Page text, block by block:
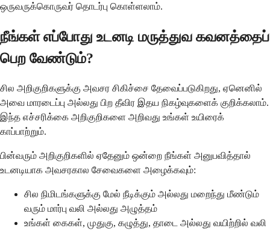
ஒருவருக்கொருவர் தொடர்பு கொள்ளலாம்.
நீங்கள் எப்போது உடனடி மருத்துவ கவனத்தைப்
பெற வேண்டும்?
சில அறிகுறிகளுக்கு அவசர சிகிச்சை தேவைப்படுகிறது, ஏனெனில்
அவை மாரடைப்பு அல்லது பிற தீவிர இதய நிகழ்வுகளைக் குறிக்கலாம்.
இந்த எச்சரிக்கை அறிகுறிகளை அறிவது உங்கள் உயிரைக்
காப்பாற்றும்.
பின்வரும் அறிகுறிகளில் ஏதேனும் ஒன்றை நீங்கள் அனுபவித்தால்
உடனடியாக அவசரகால சேவைகளை அழைக்கவும்:
சில நிமிடங்களுக்கு மேல் நீடிக்கும் அல்லது மறைந்து மீண்டும்
வரும் மார்பு வலி அல்லது அழுத்தம்
உங்கள் கைகள், முதுகு, கழுத்து, தாடை அல்லது வயிற்றில் வலி